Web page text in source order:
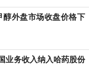
醇外盘市场收盘价格下
业务收入纳入哈药股份